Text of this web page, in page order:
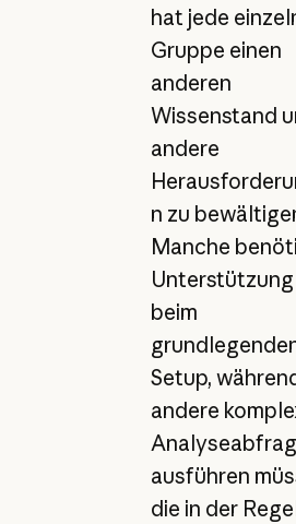
hat jede
Gruppe einen
anderen
Wissenstand
andere
n zu
Manche
Unterstützung
beim
Setup,
andere
ausführen
die in der